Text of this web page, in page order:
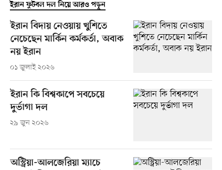
ইরান ফুটবল দল নিয়ে আরও পড়ুন
ইরান বিদায় নেওয়ায় খুশিতে
নেচেছেন মার্কিন কর্মকর্তা, অবাক
নয় ইরান
০১ জুলাই ২০২৬
ইরান কি বিশ্বকাপে সবচেয়ে
দুর্ভাগা দল
২৯ জুন ২০২৬
অস্ট্রিয়া-আলজেরিয়া ম্যাচে